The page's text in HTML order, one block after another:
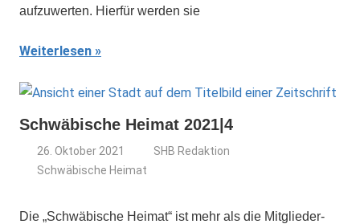
aufzuwerten. Hierfür werden sie
Weiterlesen
Schwäbische Heimat 2021|4
26. Oktober 2021
SHB Redaktion
Schwäbische Heimat
Die „Schwäbische Heimat“ ist mehr als die Mitglieder-